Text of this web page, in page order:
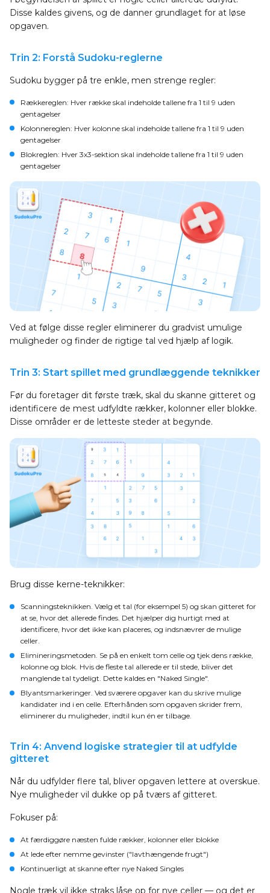
Disse kaldes givens, og de danner grundlaget for at løse
opgaven.
Trin 2: Forstå Sudoku-reglerne
Sudoku bygger på tre enkle, men strenge regler:
Rækkereglen: Hver række skal indeholde tallene fra 1 til 9 uden
gentagelser
Kolonnereglen: Hver kolonne skal indeholde tallene fra 1 til 9 uden
gentagelser
Blokreglen: Hver 3x3-sektion skal indeholde tallene fra 1 til 9 uden
gentagelser
Ved at følge disse regler eliminerer du gradvist umulige
muligheder og finder de rigtige tal ved hjælp af logik.
Trin 3: Start spillet med grundlæggende teknikker
Før du foretager dit første træk, skal du skanne gitteret og
identificere de mest udfyldte rækker, kolonner eller blokke.
Disse områder er de letteste steder at begynde.
Brug disse kerne-teknikker:
Scanningsteknikken. Vælg et tal (for eksempel 5) og skan gitteret for
at se, hvor det allerede findes. Det hjælper dig hurtigt med at
identificere, hvor det ikke kan placeres, og indsnævrer de mulige
celler.
Elimineringsmetoden. Se på en enkelt tom celle og tjek dens række,
kolonne og blok. Hvis de fleste tal allerede er til stede, bliver det
manglende tal tydeligt. Dette kaldes en "Naked Single".
Blyantsmarkeringer. Ved sværere opgaver kan du skrive mulige
kandidater ind i en celle. Efterhånden som opgaven skrider frem,
eliminerer du muligheder, indtil kun én er tilbage.
Trin 4: Anvend logiske strategier til at udfylde
gitteret
Når du udfylder flere tal, bliver opgaven lettere at overskue.
Nye muligheder vil dukke op på tværs af gitteret.
Fokuser på:
At færdiggøre næsten fulde rækker, kolonner eller blokke
At lede efter nemme gevinster ("lavthængende frugt")
Kontinuerligt at skanne efter nye Naked Singles
Nogle træk vil ikke straks låse op for nye celler — og det er